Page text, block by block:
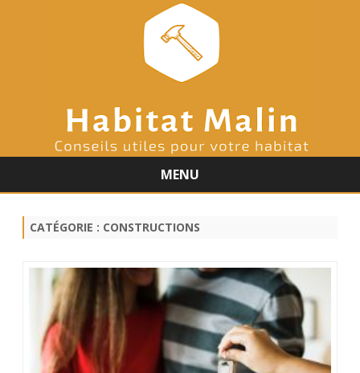
MENU
content
CATÉGORIE : CONSTRUCTIONS